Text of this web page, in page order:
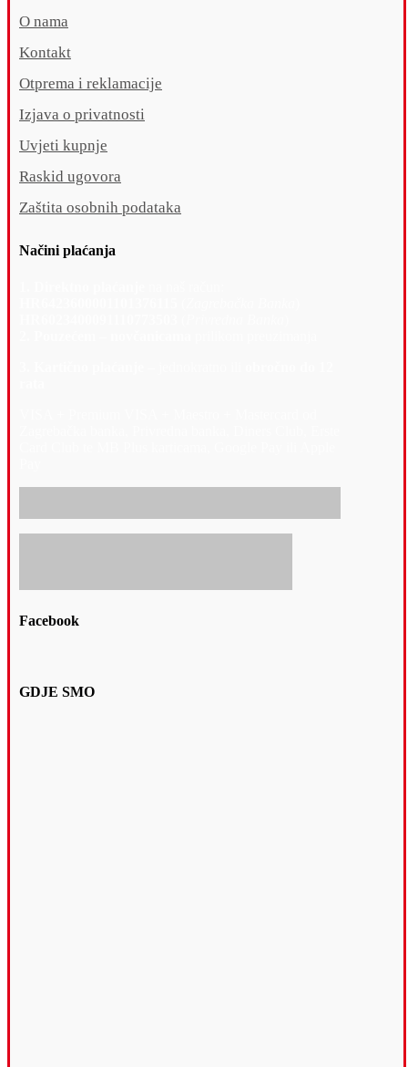
O nama
Kontakt
Otprema i reklamacije
Izjava o privatnosti
Uvjeti kupnje
Raskid ugovora
Zaštita osobnih podataka
Načini plaćanja
Facebook
GDJE SMO